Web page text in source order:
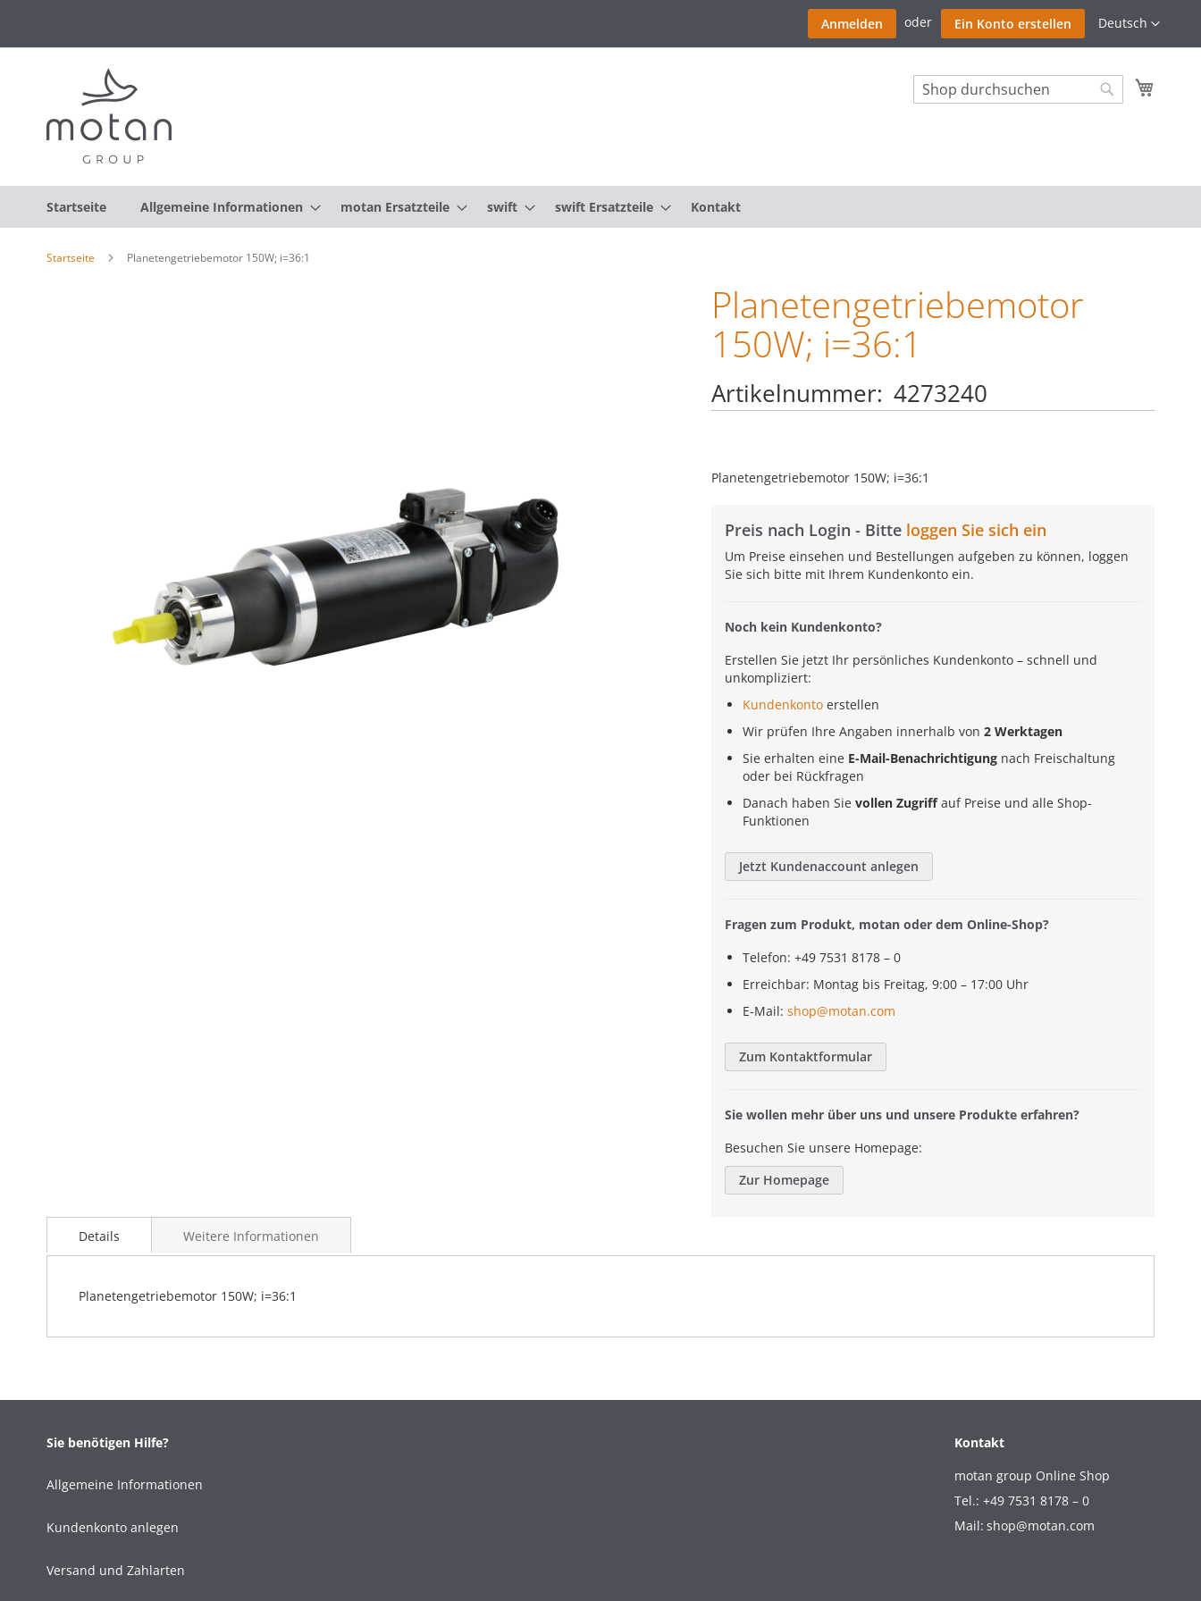
Sprache
Deutsch
Anmelden Ein Konto erstellen
Search
Startseite Allgemeine Informationen motan Ersatzteile swift swift Ersatzteile Kontakt
Startseite Planetengetriebemotor 150W; i=36:1
Planetengetriebemotor
150W; i=36:1
Artikelnummer 4273240
Planetengetriebemotor 150W; i=36:1
Preis nach Login - Bitte loggen Sie sich ein
Um Preise einsehen und Bestellungen aufgeben zu können, loggen
Sie sich bitte mit Ihrem Kundenkonto ein.
Noch kein Kundenkonto?
Erstellen Sie jetzt Ihr persönliches Kundenkonto – schnell und
unkompliziert:
Kundenkonto erstellen
Wir prüfen Ihre Angaben innerhalb von 2 Werktagen
Sie erhalten eine E-Mail-Benachrichtigung nach Freischaltung
oder bei Rückfragen
Danach haben Sie vollen Zugriffauf Preise und alle Shop-
Funktionen
Jetzt Kundenaccount anlegen
Fragen zum Produkt, motan oder dem Online-Shop?
Telefon: +49 7531 8178 – 0
Erreichbar: Montag bis Freitag, 9:00 – 17:00 Uhr
E-Mail: shop@motan.com
Zum Kontaktformular
Sie wollen mehr über uns und unsere Produkte erfahren?
Besuchen Sie unsere Homepage:
Zur Homepage
Details
Planetengetriebemotor 150W; i=36:1
Weitere Informationen
Sie benötigen Hilfe?
Allgemeine Informationen
Kundenkonto anlegen
Versand und Zahlarten
Kontakt
motan group Online Shop
Tel.: +49 7531 8178 – 0
Mail: shop@motan.com